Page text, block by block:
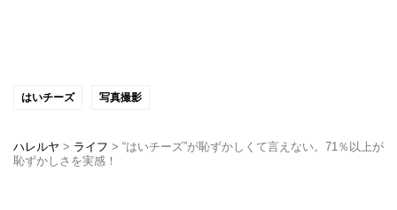
はいチーズ 写真撮影
ハレルヤ > ライフ > “はいチーズ”が恥ずかしくて言えない。71％以上が
恥ずかしさを実感！